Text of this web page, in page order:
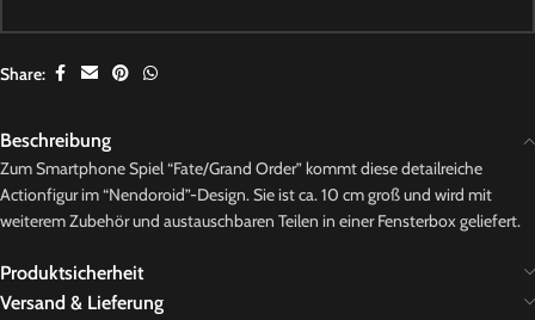
Share:
Beschreibung
Zum Smartphone Spiel “Fate/Grand Order” kommt diese detailreiche
Actionfigur im “Nendoroid”-Design. Sie ist ca. 10 cm groß und wird mit
weiterem Zubehör und austauschbaren Teilen in einer Fensterbox geliefert.
Produktsicherheit
Versand & Lieferung